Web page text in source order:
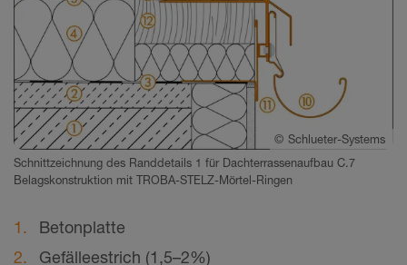
© Schlueter-Systems
Schnittzeichnung des Randdetails 1 für Dachterrassenaufbau C.7
Belagskonstruktion mit TROBA-STELZ-Mörtel-Ringen
Betonplatte
Gefälleestrich (1,5–2%)